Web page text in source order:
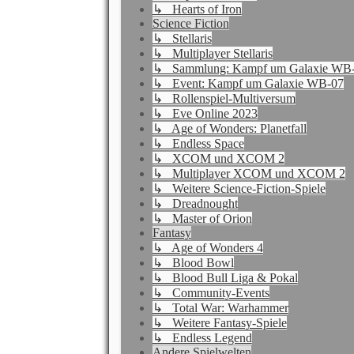
↳ Hearts of Iron
Science Fiction
↳ Stellaris
↳ Multiplayer Stellaris
↳ Sammlung: Kampf um Galaxie
↳ Event: Kampf um Galaxie WB-07
↳ Rollenspiel-Multiversum
↳ Eve Online 2023
↳ Age of Wonders: Planetfall
↳ Endless Space
↳ XCOM und XCOM 2
↳ Multiplayer XCOM und XCOM 2
↳ Weitere Science-Fiction-Spiele
↳ Dreadnought
↳ Master of Orion
Fantasy
↳ Age of Wonders 4
↳ Blood Bowl
↳ Blood Bull Liga & Pokal
↳ Community-Events
↳ Total War: Warhammer
↳ Weitere Fantasy-Spiele
↳ Endless Legend